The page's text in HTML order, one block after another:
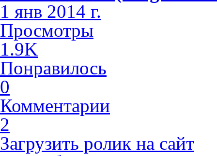
1 янв 2014 г.
Просмотры
1.9K
Понравилось
0
Комментарии
2
Загрузить ролик на сайт